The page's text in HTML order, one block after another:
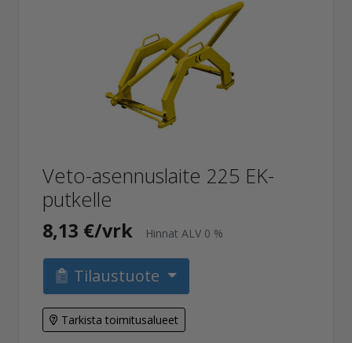
Veto-asennuslaite 225 EK-
putkelle
8,13 €/vrk Hinnat ALV 0 %
Tilaustuote
Tarkista toimitusalueet